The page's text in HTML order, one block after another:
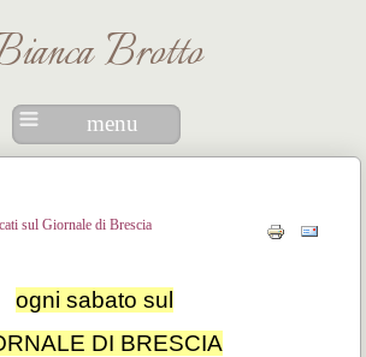
Brotto
menu
sul Giornale di Brescia
ogni sabato sul
DI BRESCIA